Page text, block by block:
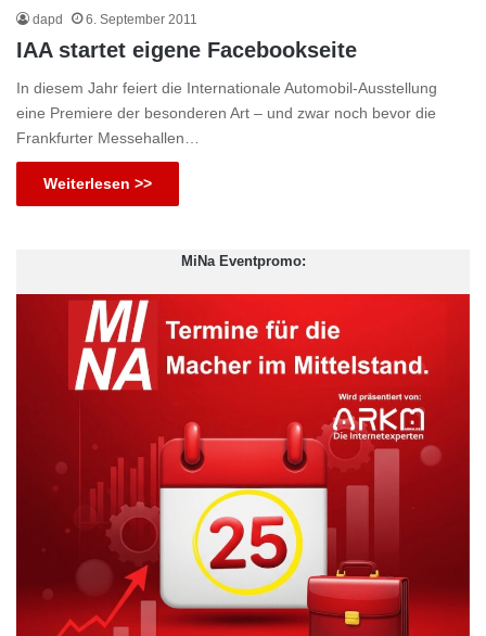
dapd 6. September 2011
IAA startet eigene Facebookseite
In diesem Jahr feiert die Internationale Automobil-Ausstellung
eine Premiere der besonderen Art – und zwar noch bevor die
Frankfurter Messehallen…
Weiterlesen >>
MiNa Eventpromo: